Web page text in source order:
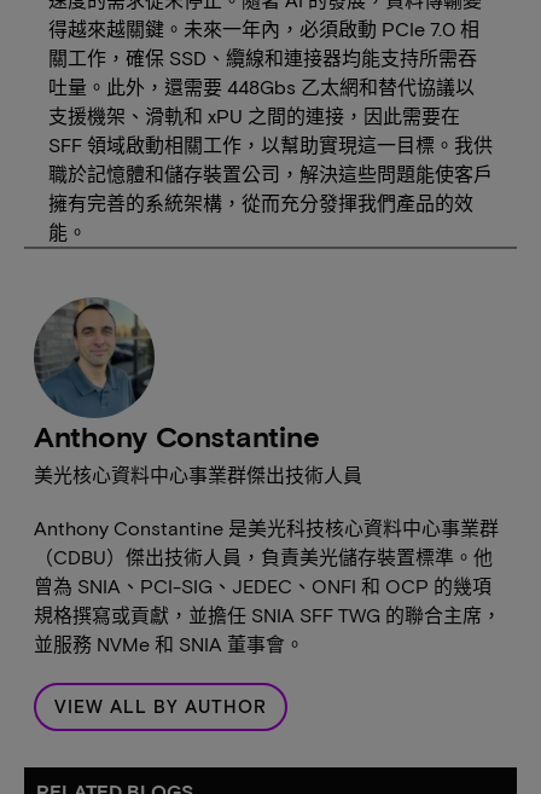
得越來越關鍵。未來一年內，必須啟動 PCIe 7.0 相
關工作，確保 SSD、纜線和連接器均能支持所需吞
吐量。此外，還需要 448Gbs 乙太網和替代協議以
支援機架、滑軌和 xPU 之間的連接，因此需要在
SFF 領域啟動相關工作，以幫助實現這一目標。我供
職於記憶體和儲存裝置公司，解決這些問題能使客戶
擁有完善的系統架構，從而充分發揮我們產品的效
能。
美光核心資料中心事業群傑出技術人員
Anthony Constantine
Anthony Constantine 是美光科技核心資料中心事業群
（CDBU）傑出技術人員，負責美光儲存裝置標準。他
曾為 SNIA、PCI-SIG、JEDEC、ONFI 和 OCP 的幾項
規格撰寫或貢獻，並擔任 SNIA SFF TWG 的聯合主席，
並服務 NVMe 和 SNIA 董事會。
VIEW ALL BY AUTHOR